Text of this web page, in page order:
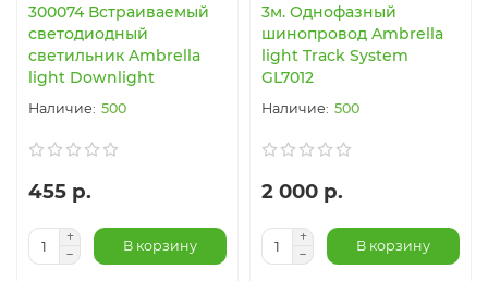
300074 Встраиваемый
светодиодный
светильник Ambrella
light Downlight
500
455 р.
В корзину
3м. Однофазный
шинопровод Ambrella
light Track System
GL7012
500
2 000 р.
В корзину